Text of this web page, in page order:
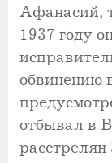
Афанасий,
1937 году
обвинению
отбывал в
расстрелян